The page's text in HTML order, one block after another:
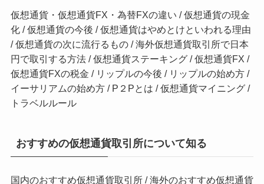
仮想通貨・仮想通貨FX・為替FXの違い /仮想通貨の現金
化/仮想通貨の今後 /仮想通貨はやめとけといわれる理由
/仮想通貨の次に流行るもの/海外仮想通貨取引所で日本
円で取引する方法/仮想通貨ステーキング/仮想通貨FX /
仮想通貨FXの税金 / リップルの今後 / リップルの始め方/
イーサリアムの始め方/ P２Pとは /仮想通貨マイニング/
トラベルルール
おすすめの仮想通貨取引所について知る
国内のおすすめ仮想通貨取引所/海外のおすすめ仮想通貨